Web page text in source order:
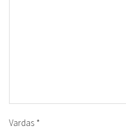
Vardas *